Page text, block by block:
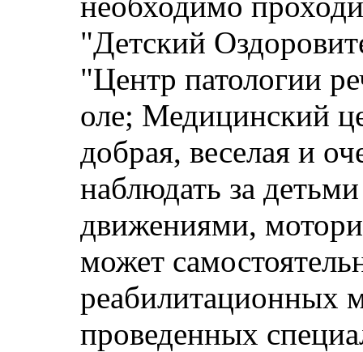
"Детский
"Центр патологии
оле; Медицинский
добрая, веселая и
наблюдать за
движениями,
может
реабилитационных
проведенных